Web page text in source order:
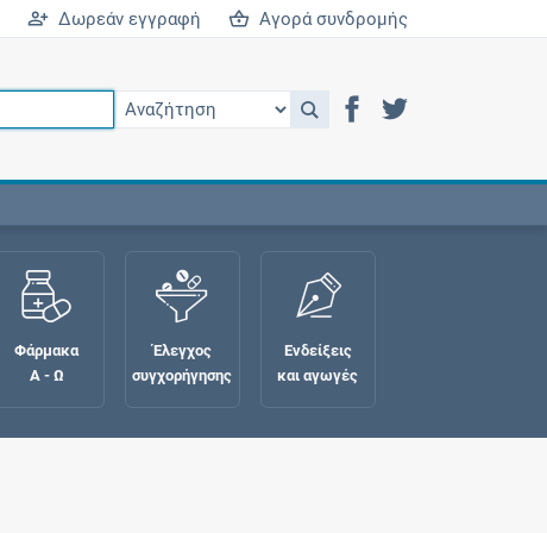
Δωρεάν εγγραφή Αγορά συνδρομής
Φάρμακα
Α - Ω
Έλεγχος
συγχορήγησης
Ενδείξεις
και αγωγές